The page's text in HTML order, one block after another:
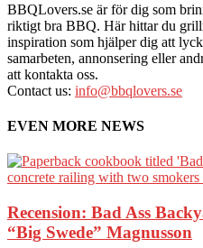
BBQLovers.se är för dig som
riktigt bra BBQ. Här hittar du
inspiration som hjälper dig att
samarbeten, annonsering eller
att kontakta oss.
Contact us: info@bbqlovers.se
EVEN MORE NEWS
Recension: Bad Ass
“Big Swede” Magnusson